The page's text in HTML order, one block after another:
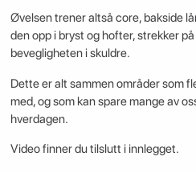
Øvelsen trener altså core, bakside
den opp i bryst og hofter, strekker
bevegligheten i skuldre.
Dette er alt sammen områder som
med, og som kan spare mange av
hverdagen.
Video finner du tilslutt i innlegget.